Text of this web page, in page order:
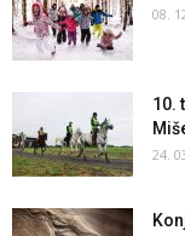
08.
10.
24.